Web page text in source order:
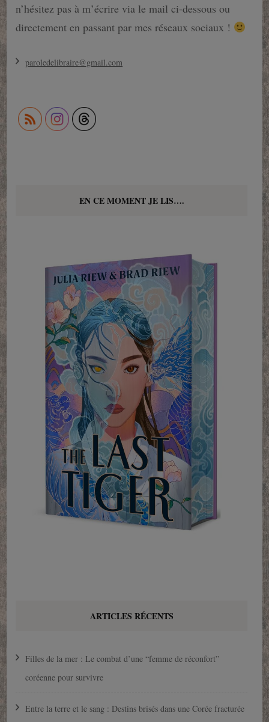
n’hésitez pas à m’écrire via le mail ci-dessous ou
directement en passant par mes réseaux sociaux !
paroledelibraire@gmail.com
EN CE MOMENT JE LIS….
ARTICLES RÉCENTS
Filles de la mer : Le combat d’une “femme de réconfort”
coréenne pour survivre
Entre la terre et le sang : Destins brisés dans une Corée fracturée